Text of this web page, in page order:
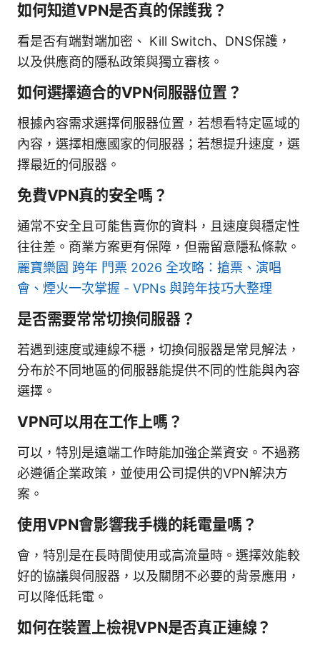
如何知道VPN是否真的保護我？
看是否有端對端加密、 Kill Switch、DNS保護，
以及供應商的隱私政策與獨立審核。
如何選擇適合的VPN伺服器位置？
根據內容需求選擇伺服器位置，若想看特定區域的
內容，選擇相應國家的伺服器；若想提升速度，選
擇最近的伺服器。
免費VPN真的安全嗎？
通常不安全且可能售賣你的資料，且速度與穩定性
往往差。商業方案更有保障，但需留意隱私條款。
麗寶樂園 跨年 門票 2026 全攻略：搶票、演唱
會、煙火一次掌握 - VPNs 與跨年技巧大整理
是否需要常常切換伺服器？
若遇到速度或連線不穩，切換伺服器是常見解法，
分布於不同地區的伺服器能提供不同的性能與內容
選擇。
VPN可以用在工作上嗎？
可以，特別是遠端工作時能加強企業資安。不過務
必遵循企業政策，並使用公司提供的VPN解決方
案。
使用VPN會影響我手機的耗電量嗎？
會，特別是在長時間使用或高流量時。選擇效能較
好的協議與伺服器，以及關閉不必要的背景應用，
可以降低耗電。
如何在裝置上檢視VPN是否真正連線？